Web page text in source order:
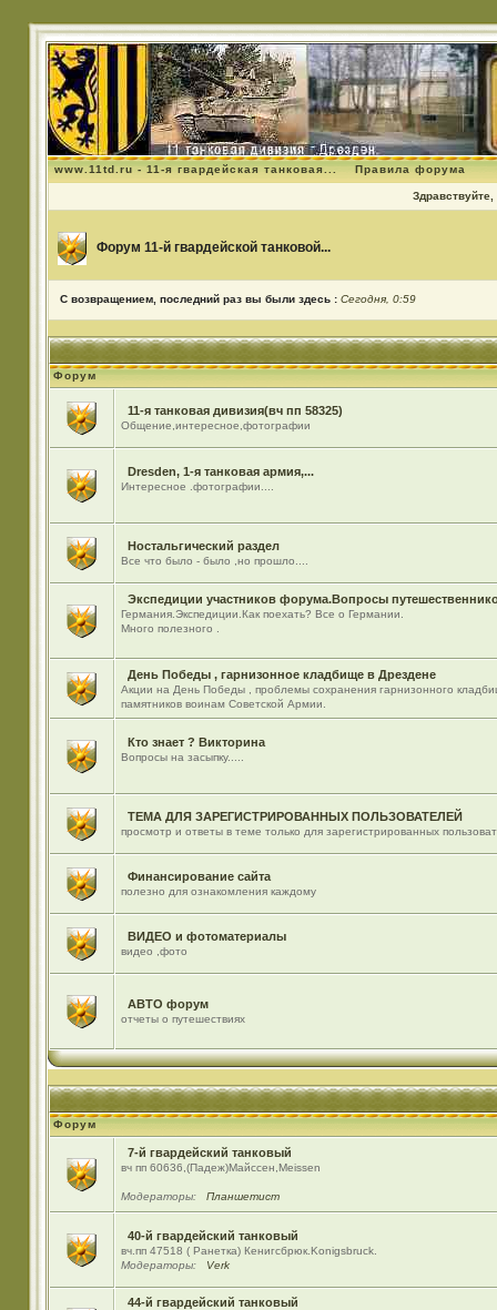
www.11td.ru - 11-я гвардейская танковая... Правила форума
Здравствуйте,
Форум 11-й гвардейской танковой...
С возвращением, последний раз вы были здесь : Сегодня, 0:59
Форум
11-я танковая дивизия(вч пп 58325)
Общение,интересное,фотографии
Dresden, 1-я танковая армия,...
Интересное .фотографии....
Ностальгический раздел
Все что было - было ,но прошло....
Экспедиции участников форума.Вопросы
Германия.Экспедиции.Как поехать? Все о Германии.
Много полезного .
День Победы , гарнизонное кладбище в Дрездене
Акции на День Победы , проблемы сохранения гарнизонного
памятников воинам Советской Армии.
Кто знает ? Викторина
Вопросы на засыпку.....
ТЕМА ДЛЯ ЗАРЕГИСТРИРОВАННЫХ ПОЛЬЗОВАТЕЛЕЙ
просмотр и ответы в теме только для зарегистрированных
Финансирование сайта
полезно для ознакомления каждому
ВИДЕО и фотоматериалы
видео ,фото
АВТО форум
отчеты о путешествиях
Форум
7-й гвардейский танковый
вч пп 60636,(Падеж)Майсcен,Meissen
Модераторы: Планшетист
40-й гвардейский танковый
вч.пп 47518 ( Ранетка) Кенигсбрюк.Konigsbruck.
Модераторы:
Verk
44-й гвардейский танковый